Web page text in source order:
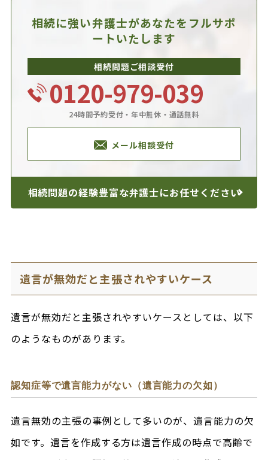
相続に強い弁護士があなたを フルサポ
ートいたします
相続問題ご相談受付
0120-979-039
24時間予約受付・年中無休・通話無料
メール相談受付
相続問題の経験豊富な弁護士にお任せください
遺言が無効だと主張されやすいケース
遺言が無効だと主張されやすいケースとしては、以下
のようなものがあります。
認知症等で遺言能力がない（遺言能力の欠如）
遺言無効の主張の事例として多いのが、遺言能力の欠
如です。遺言を作成する方は遺言作成の時点で高齢で